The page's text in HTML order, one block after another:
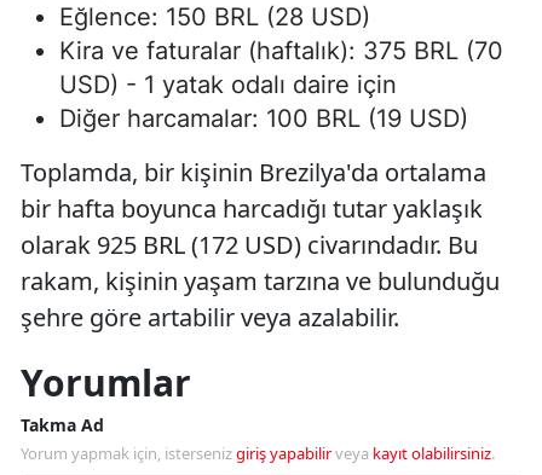
Eğlence: 150 BRL (28 USD)
Kira ve faturalar (haftalık): 375 BRL (70
USD) - 1 yatak odalı daire için
Diğer harcamalar: 100 BRL (19 USD)
Toplamda, bir kişinin Brezilya'da ortalama
bir hafta boyunca harcadığı tutar yaklaşık
olarak 925 BRL (172 USD) civarındadır. Bu
rakam, kişinin yaşam tarzına ve bulunduğu
şehre göre artabilir veya azalabilir.
Yorumlar
Takma Ad
Yorum yapmak için, istersenizgiriş yapabilirveya kayıt olabilirsiniz.